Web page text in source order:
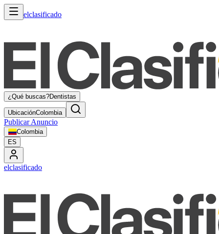
elclasificado
¿Qué buscas?Dentistas
UbicaciónColombia
Publicar Anuncio
Colombia
ES
elclasificado